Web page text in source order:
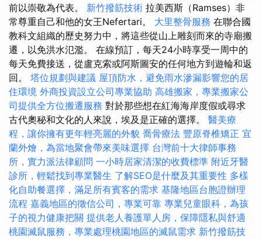
前以崇敬為代表。 新竹撥筋技術 拉美西斯（Ramses）非
常尊重自己和他的女王Nefertari。 大里整骨服務 在聯合國
教科文組織的歷史努力中，將這些從山上雕刻而來的寺廟搬
遷，以免洪水氾濫。 在線預訂，每天24小時享受一周中的
每天免費接送，從盧克索或阿斯圖安的任何地方到遊輪和返
回。 塔位規劃與建議 屋頂防水，避免雨水滲漏影響您的居
住環境 外商投資設立公司專業協助 高雄搬家，專業搬家公
司提供全方位搬遷服務 對於那些想在紅海海岸度假或尋求
古代奧秘和文化的人來說，埃及是正確的選擇。 醫美療
程，讓你擁有更年輕亮麗的外貌 喬骨療法 豐原脊椎矯正 宜
蘭外燴，為當地聚會帶來美味選擇 台灣前十大律師事務
所，實力派法律顧問 一小時居家清潔的收費標準 附近牙醫
診所，輕鬆找到專業醫生 了解SEO是什麼及其重要性 多樣
化自助餐選擇，滿足所有賓客的需求 基隆地區台胞證辦理
流程 嘉義地區的徵信公司，專業可靠 專業兒童眼科，為孩
子的視力健康把關 提供老人養護單人房，保障隱私與舒適
桃園滅鼠服務，專業處理桃園地區的滅鼠需求 新竹撥筋技